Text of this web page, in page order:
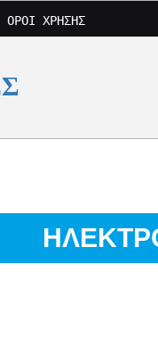
ΌΡΟΙ ΧΡΉΣΗΣ